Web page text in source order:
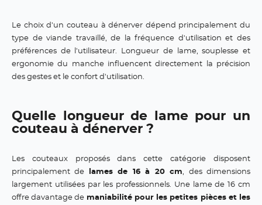
Le choix d'un couteau à dénerver dépend principalement du
type de viande travaillé, de la fréquence d'utilisation et des
préférences de l'utilisateur. Longueur de lame, souplesse et
ergonomie du manche influencent directement la précision
des gestes et le confort d'utilisation.
Quelle longueur de lame pour un
couteau à dénerver ?
Les couteaux proposés dans cette catégorie disposent
principalement de
lames de 16 à 20 cm, des dimensions
largement utilisées par les professionnels. Une lame de 16 cm
offre davantage de maniabilité pour les petites pièces et les